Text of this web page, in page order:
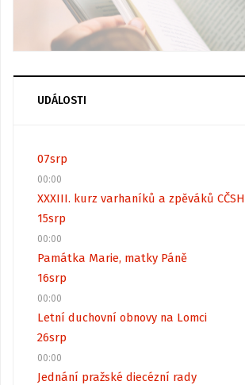
UDÁLOSTI
07srp
00:00
XXXIII. kurz varhaníků a zpěváků CČSH
15srp
00:00
Památka Marie, matky Páně
16srp
00:00
Letní duchovní obnovy na Lomci
26srp
00:00
Jednání pražské diecézní rady